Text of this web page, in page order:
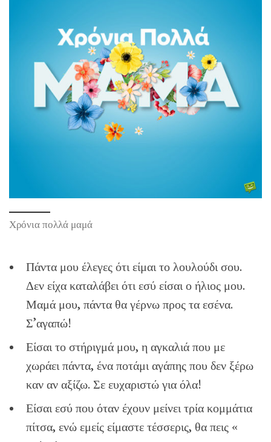
Χρόνια πολλά μαμά
Πάντα μου έλεγες ότι είμαι το λουλούδι σου.
Δεν είχα καταλάβει ότι εσύ είσαι ο ήλιος μου.
Μαμά μου, πάντα θα γέρνω προς τα εσένα.
Σ’αγαπώ!
Είσαι το στήριγμά μου, η αγκαλιά που με
χωράει πάντα, ένα ποτάμι αγάπης που δεν ξέρω
καν αν αξίζω. Σε ευχαριστώ για όλα!
Είσαι εσύ που όταν έχουν μείνει τρία κομμάτια
πίτσα, ενώ εμείς είμαστε τέσσερις, θα πεις «